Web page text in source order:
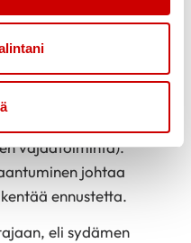
Tällainen sairaus
tai sydämen
voi olla
vajaatoiminta).
johtaa
ennustetta.
eli sydämen